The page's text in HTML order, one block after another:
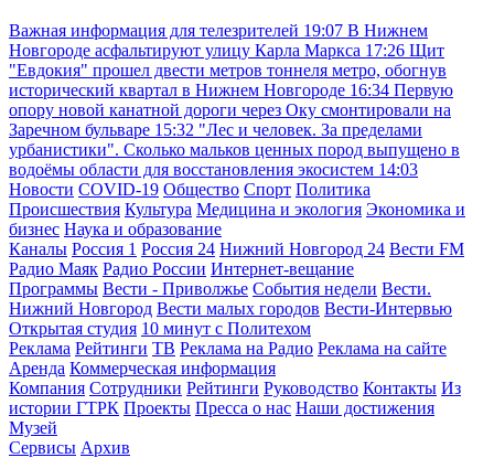
Важная информация для телезрителей 19:07 В Нижнем
Новгороде асфальтируют улицу Карла Маркса 17:26 Щит
"Евдокия" прошел двести метров тоннеля метро, обогнув
исторический квартал в Нижнем Новгороде 16:34 Первую
опору новой канатной дороги через Оку смонтировали на
Заречном бульваре 15:32 "Лес и человек. За пределами
урбанистики". Сколько мальков ценных пород выпущено в
водоёмы области для восстановления экосистем 14:03
Новости COVID-19 Общество Спорт Политика
Происшествия Культура Медицина и экология Экономика и
бизнес Наука и образование
Каналы Россия 1 Россия 24 Нижний Новгород 24 Вести FM
Радио Маяк Радио России Интернет-вещание
Программы Вести - Приволжье События недели Вести.
Нижний Новгород Вести малых городов Вести-Интервью
Открытая студия 10 минут с Политехом
Реклама Рейтинги ТВ Реклама на Радио Реклама на сайте
Аренда Коммерческая информация
Компания Сотрудники Рейтинги Руководство Контакты Из
истории ГТРК Проекты Пресса о нас Наши достижения
Музей
Сервисы Архив